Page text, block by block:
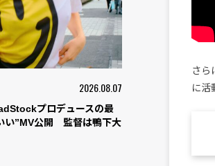
2026.08.07
プロデュースの最
い”MV公開 監督は鴨下大
さら
に活